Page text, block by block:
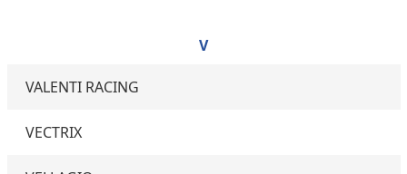
V
VALENTI RACING
VECTRIX